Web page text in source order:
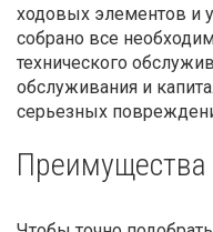
ходовых элементов и
собрано все
технического
обслуживания и
серьезных
Преимущества